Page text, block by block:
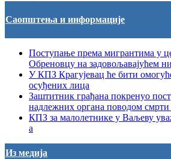
Саопштења и информације
Поступање према мигрантима у
Обреновцу на задовољавајућем
У КПЗ Крагујевац ће бити
осуђених лица
Заштитник грађана покренуо
надлежних органа поводом
КПЗ за малолетнике у Ваљеву
а
Из медија